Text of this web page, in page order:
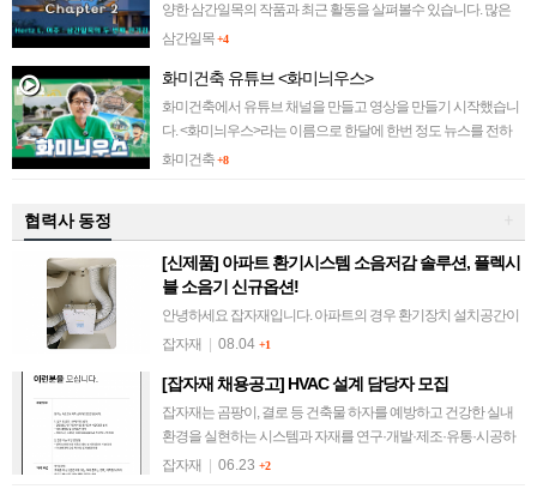
양한 삼간일목의 작품과 최근 활동을 살펴볼수 있습니다. 많은
관심 부탁드립니다~ ||||||||||||
삼간일목+4
화미건축 유튜브 <화미늬우스>
화미건축에서 유튜브 채널을 만들고 영상을 만들기 시작했습니
다. <화미늬우스>라는 이름으로 한달에 한번 정도 뉴스를 전하
려 합니다. 많은 관심 부탁드립니다~~ ||||||||||||
화미건축+8
협력사 동정
[신제품] 아파트 환기시스템 소음저감 솔루션, 플렉시
블 소음기 신규옵션!
안녕하세요 잡자재입니다. 아파트의 경우 환기장치 설치공간이
협소하여 소음기 적용이 안 된 세대가 대부분입니다. 환기장치의
벤트 플렉시블 소음기의 규격을…
잡자재 08.04 +1
[잡자재 채용공고] HVAC 설계 담당자 모집
잡자재는 곰팡이, 결로 등 건축물 하자를 예방하고 건강한 실내
환경을 실현하는 시스템과 자재를 연구·개발·제조·유통·시공하
는 기업입니다. 앞으로의 도전을 함께할 새로운 동료를 기다립니
잡자재 06.23 +2